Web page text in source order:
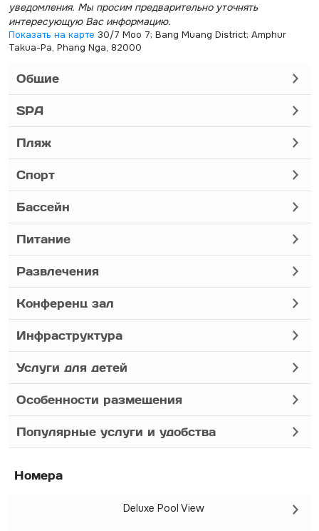
уведомления. Мы просим предварительно уточнять
интересующую Вас информацию.
Показать на карте 30/7 Moo 7; Bang Muang District; Amphur
Takua-Pa, Phang Nga, 82000
Общие
SPA
Пляж
Спорт
Бассейн
Питание
Развлечения
Конференц зал
Инфраструктура
Услуги для детей
Особенности размещения
Популярные услуги и удобства
Номера
Deluxe Pool View